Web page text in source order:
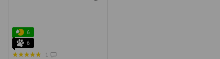
6
6
1